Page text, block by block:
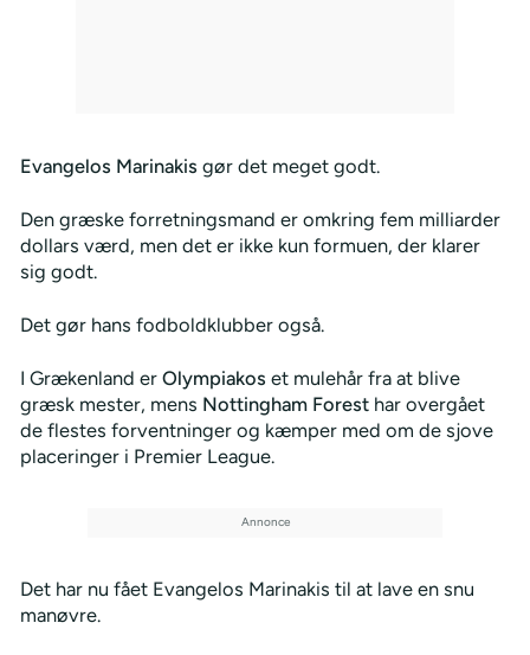
Evangelos Marinakis gør det meget godt.
Den græske forretningsmand er omkring fem milliarder
dollars værd, men det er ikke kun formuen, der klarer
sig godt.
Det gør hans fodboldklubber også.
I Grækenland er Olympiakos et mulehår fra at blive
græsk mester, mens Nottingham Foresthar overgået
de flestes forventninger og kæmper med om de sjove
placeringer i Premier League.
Det har nu fået Evangelos Marinakis til at lave en snu
manøvre.